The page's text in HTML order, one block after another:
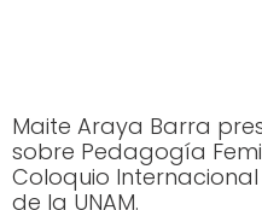
Maite Araya Barra
sobre Pedagogía
Coloquio
de la UNAM.